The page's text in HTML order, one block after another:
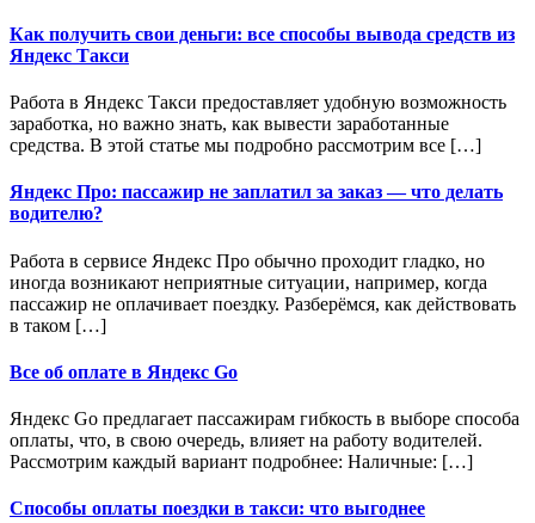
Как получить свои деньги: все способы вывода средств из
Яндекс Такси
Работа в Яндекс Такси предоставляет удобную возможность
заработка, но важно знать, как вывести заработанные
средства. В этой статье мы подробно рассмотрим все […]
Яндекс Про: пассажир не заплатил за заказ — что делать
водителю?
Работа в сервисе Яндекс Про обычно проходит гладко, но
иногда возникают неприятные ситуации, например, когда
пассажир не оплачивает поездку. Разберёмся, как действовать
в таком […]
Все об оплате в Яндекс Go
Яндекс Go предлагает пассажирам гибкость в выборе способа
оплаты, что, в свою очередь, влияет на работу водителей.
Рассмотрим каждый вариант подробнее: Наличные: […]
Способы оплаты поездки в такси: что выгоднее